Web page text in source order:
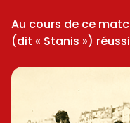
Au cours de ce
(dit « Stanis »)